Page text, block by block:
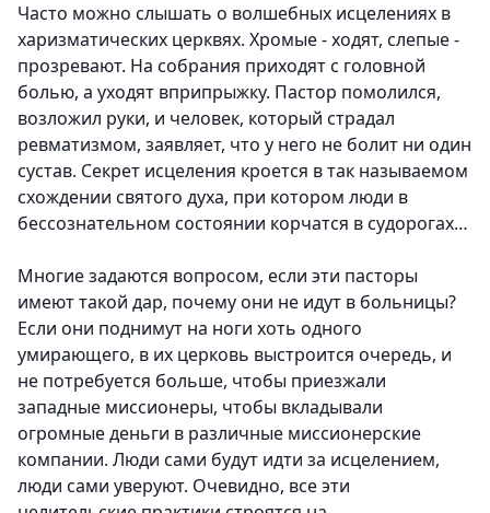
Часто можно слышать о волшебных исцелениях в
харизматических церквях. Хромые - ходят, слепые -
прозревают. На собрания приходят с головной
болью, а уходят вприпрыжку. Пастор помолился,
возложил руки, и человек, который страдал
ревматизмом, заявляет, что у него не болит ни один
сустав. Секрет исцеления кроется в так называемом
схождении святого духа, при котором люди в
бессознательном состоянии корчатся в судорогах…
Многие задаются вопросом, если эти пасторы
имеют такой дар, почему они не идут в больницы?
Если они поднимут на ноги хоть одного
умирающего, в их церковь выстроится очередь, и
не потребуется больше, чтобы приезжали
западные миссионеры, чтобы вкладывали
огромные деньги в различные миссионерские
компании. Люди сами будут идти за исцелением,
люди сами уверуют. Очевидно, все эти